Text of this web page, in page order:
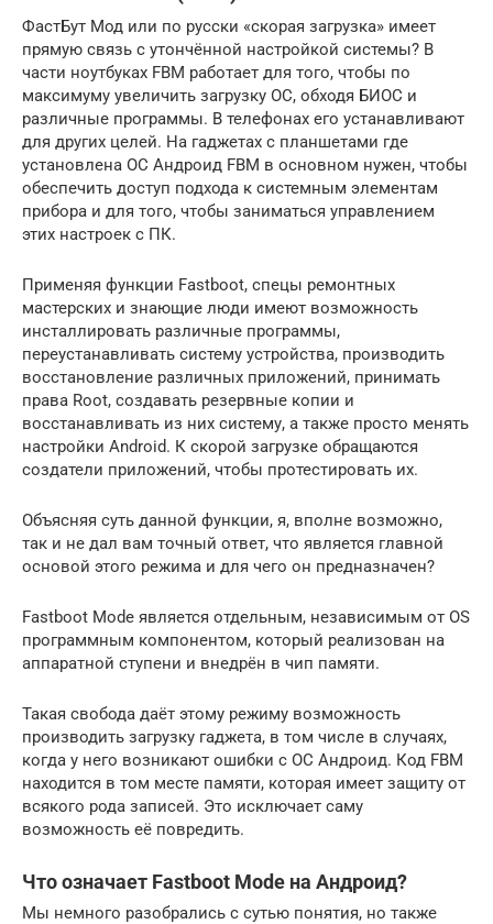
ФастБут Мод или по русски «скорая загрузка» имеет
прямую связь с утончённой настройкой системы? В
части ноутбуках FBM работает для того, чтобы по
максимуму увеличить загрузку ОС, обходя БИОС и
различные программы. В телефонах его устанавливают
для других целей. На гаджетах с планшетами где
установлена ОС Андроид FBM в основном нужен, чтобы
обеспечить доступ подхода к системным элементам
прибора и для того, чтобы заниматься управлением
этих настроек с ПК.
Применяя функции Fastboot, спецы ремонтных
мастерских и знающие люди имеют возможность
инсталлировать различные программы,
переустанавливать систему устройства, производить
восстановление различных приложений, принимать
права Root, создавать резервные копии и
восстанавливать из них систему, а также просто менять
настройки Android. К скорой загрузке обращаются
создатели приложений, чтобы протестировать их.
Объясняя суть данной функции, я, вполне возможно,
так и не дал вам точный ответ, что является главной
основой этого режима и для чего он предназначен?
Fastboot Mode является отдельным, независимым от OS
программным компонентом, который реализован на
аппаратной ступени и внедрён в чип памяти.
Такая свобода даёт этому режиму возможность
производить загрузку гаджета, в том числе в случаях,
когда у него возникают ошибки с ОС Андроид. Код FBM
находится в том месте памяти, которая имеет защиту от
всякого рода записей. Это исключает саму
возможность её повредить.
Что означает Fastboot Mode на Андроид?
Мы немного разобрались с сутью понятия, но также